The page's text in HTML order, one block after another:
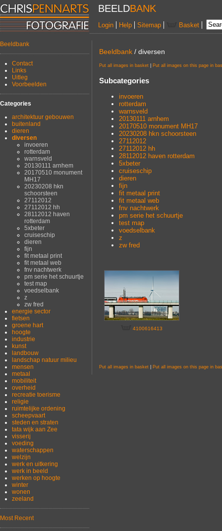
BEELDBANK
Login Help Sitemap Basket
Beeldbank
Contact
Links
Uitleg
Voorbeelden
Categories
architektuur gebouwen
buitenland
dieren
diversen
invoeren
rotterdam
warnsveld
20130111 arnhem
20170510 monument
MH17
20230208 hkn
schoorsteen
27112012
27112012 hh
28112012 haven
rotterdam
5xbeter
cruiseschip
dieren
fijn
fit metaal print
fit metaal web
fnv nachtwerk
pm serie het schuurtje
test map
voedselbank
z
zw fred
energie sector
fietsen
groene hart
hoogte
industrie
kunst
landbouw
landschap natuur milieu
mensen
metaal
mobiliteit
overheid
recreatie toerisme
religie
ruimtelijke ordening
scheepvaart
steden en straten
tata wijk aan Zee
visserij
voeding
waterschappen
welzijn
werk en uitkering
werk in beeld
werken op hoogte
winter
wonen
zeeland
Most Recent
Beeldbank / diversen
Put all images in basket Put all images on this page in
Subcategories
invoeren
rotterdam
warnsveld
20130111 arnhem
20170510 monument MH17
20230208 hkn schoorsteen
27112012
27112012 hh
28112012 haven rotterdam
5xbeter
cruiseschip
dieren
fijn
fit metaal print
fit metaal web
fnv nachtwerk
pm serie het schuurtje
test map
voedselbank
z
zw fred
4100616413
Put all images in basket Put all images on this page in